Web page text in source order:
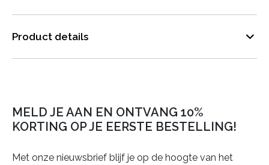
Product details
MELD JE AAN EN ONTVANG 10%
KORTING OP JE EERSTE BESTELLING!
Met onze nieuwsbrief blijf je op de hoogte van het